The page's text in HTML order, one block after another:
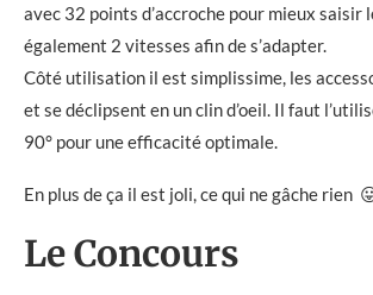
avec 32 points d’accroche pour mieux saisir
également 2 vitesses afin de s’adapter.
Côté utilisation il est simplissime, les
et se déclipsent en un clin d’oeil. Il faut
90° pour une efficacité optimale.
En plus de ça il est joli, ce qui ne gâche rien
Le Concours